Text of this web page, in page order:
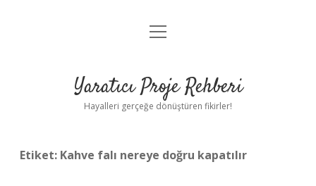
Anasayfa
Yasal Uyarı
menüyü
Yaratıcı Proje Rehberi
Hayalleri gerçeğe dönüştüren fikirler!
Etiket: Kahve falı nereye doğru kapatılır